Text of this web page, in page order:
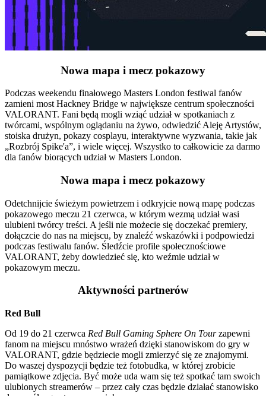
Nowa mapa i mecz pokazowy
Podczas weekendu finałowego Masters London festiwal fanów
zamieni most Hackney Bridge w największe centrum społeczności
VALORANT. Fani będą mogli wziąć udział w spotkaniach z
twórcami, wspólnym oglądaniu na żywo, odwiedzić Aleję Artystów,
stoiska drużyn, pokazy cosplayu, interaktywne wyzwania, takie jak
„Rozbrój Spike'a”, i wiele więcej. Wszystko to całkowicie za darmo
dla fanów biorących udział w Masters London.
Nowa mapa i mecz pokazowy
Odetchnijcie świeżym powietrzem i odkryjcie nową mapę podczas
pokazowego meczu 21 czerwca, w którym wezmą udział wasi
ulubieni twórcy treści. A jeśli nie możecie się doczekać premiery,
dołączcie do nas na miejscu, by znaleźć wskazówki i podpowiedzi
podczas festiwalu fanów. Śledźcie profile społecznościowe
VALORANT, żeby dowiedzieć się, kto weźmie udział w
pokazowym meczu.
Aktywności partnerów
Red Bull
Od 19 do 21 czerwca Red Bull Gaming Sphere On Tourzapewni
fanom na miejscu mnóstwo wrażeń dzięki stanowiskom do gry w
VALORANT, gdzie będziecie mogli zmierzyć się ze znajomymi.
Do waszej dyspozycji będzie też fotobudka, w której zrobicie
pamiątkowe zdjęcia. Być może uda wam się też spotkać tam swoich
ulubionych streamerów – przez cały czas będzie działać stanowisko